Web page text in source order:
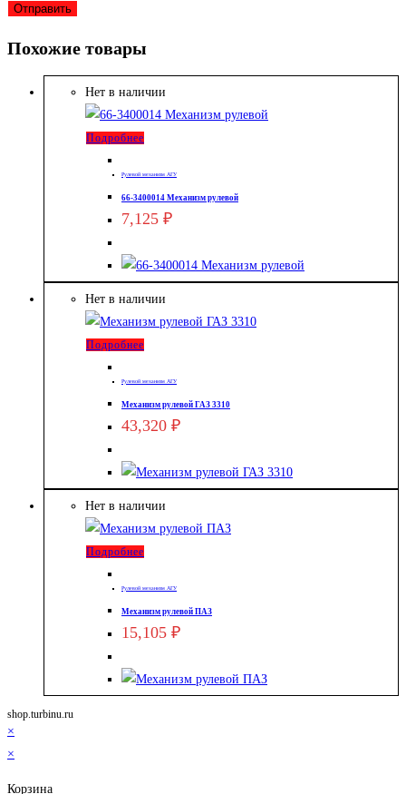
Похожие товары
Нет в наличии
Подробнее
Рулевой механизм АГУ
66-3400014 Механизм рулевой
7,125 ₽
Нет в наличии
Подробнее
Рулевой механизм АГУ
Механизм рулевой ГАЗ 3310
43,320 ₽
Нет в наличии
Подробнее
Рулевой механизм АГУ
Механизм рулевой ПАЗ
15,105 ₽
shop.turbinu.ru
×
×
Корзина